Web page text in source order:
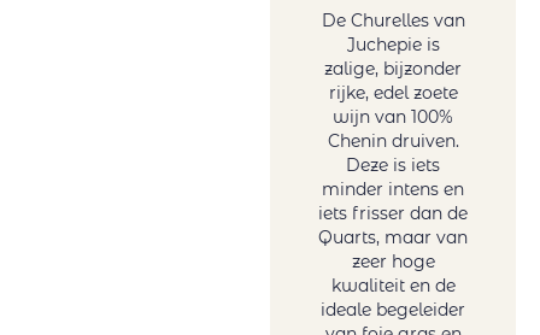
De Churelles van
Juchepie is
zalige, bijzonder
rijke, edel zoete
wijn van 100%
Chenin druiven.
Deze is iets
minder intens en
iets frisser dan de
Quarts, maar van
zeer hoge
kwaliteit en de
ideale begeleider